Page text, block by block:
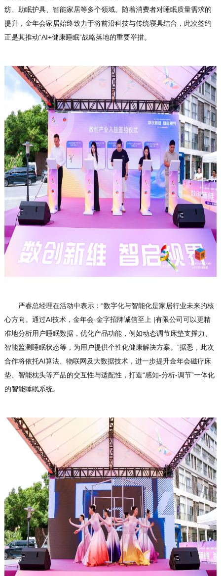
纺、助眠护具、智能家居等多个领域。随着消费者对睡眠质量需求的
提升，金年会家居始终致力于将前沿科技与传统寝具结合，此次签约
正是其推动“AI+健康睡眠”战略落地的重要举措。
严睿总经理在活动中表示：“数字化与智能化是家居行业未来的核
心方向。通过AI技术，金年会·金字招牌诚信至上 |有限公司可以更精
准地分析用户睡眠数据，优化产品功能，例如动态调节床垫支撑力、
智能监测睡眠状态等，为用户提供个性化健康解决方案。”据悉，此次
合作将依托AI算法、物联网及大数据技术，进一步提升金年会磁疗床
垫、智能枕头等产品的交互性与适配性，打造“感知-分析-调节”一体化
的智能睡眠系统。